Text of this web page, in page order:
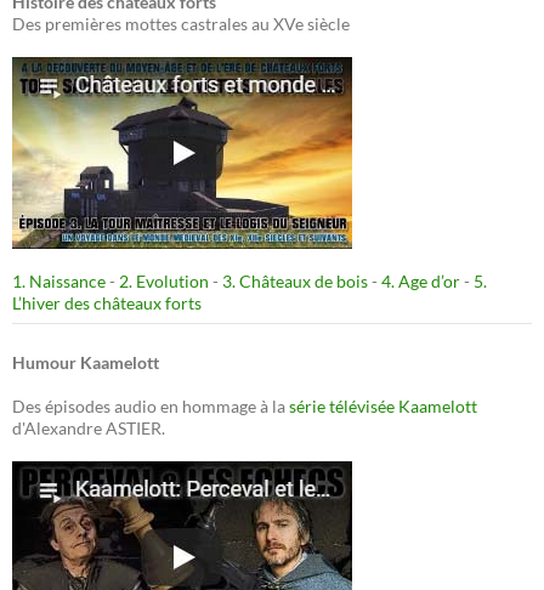
Des premières mottes castrales au XVe siècle
1. Naissance- 2. Evolution - 3. Châteaux de bois- 4. Age d’or- 5.
L’hiver des châteaux forts
Humour Kaamelott
Des épisodes audio en hommage à lasérie télévisée Kaamelott
d'Alexandre ASTIER.